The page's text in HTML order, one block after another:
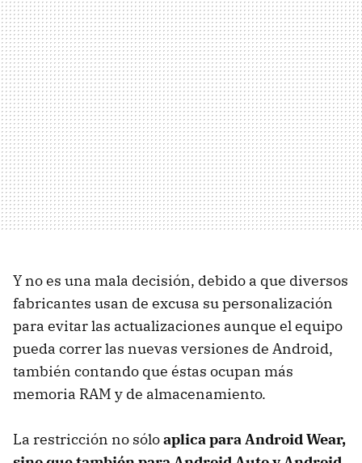
Y no es una mala decisión, debido a que diversos
fabricantes usan de excusa su personalización
para evitar las actualizaciones aunque el equipo
pueda correr las nuevas versiones de Android,
también contando que éstas ocupan más
memoria RAM y de almacenamiento.
La restricción no sóloaplica para Android Wear,